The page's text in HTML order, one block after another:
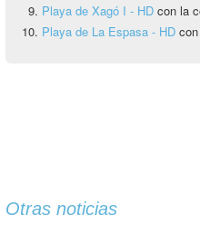
Playa de Xagó I - HD con la
Playa de La Espasa - HD
Otras noticias